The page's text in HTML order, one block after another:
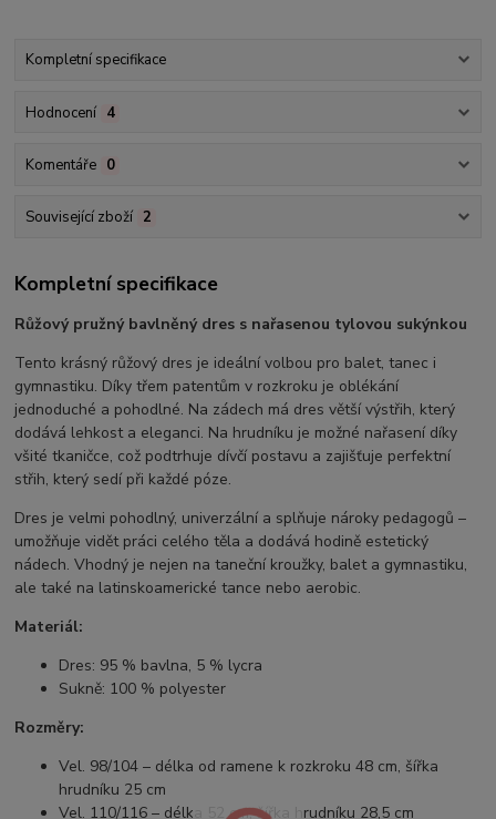
Kompletní specifikace
Hodnocení 4
Komentáře 0
Související zboží 2
Kompletní specifikace
Růžový pružný bavlněný dres s nařasenou tylovou sukýnkou
Tento krásný růžový dres je ideální volbou pro balet, tanec i
gymnastiku. Díky třem patentům v rozkroku je oblékání
jednoduché a pohodlné. Na zádech má dres větší výstřih, který
dodává lehkost a eleganci. Na hrudníku je možné nařasení díky
všité tkaničce, což podtrhuje dívčí postavu a zajišťuje perfektní
střih, který sedí při každé póze.
Dres je velmi pohodlný, univerzální a splňuje nároky pedagogů –
umožňuje vidět práci celého těla a dodává hodině estetický
nádech. Vhodný je nejen na taneční kroužky, balet a gymnastiku,
ale také na latinskoamerické tance nebo aerobic.
Materiál:
Dres: 95 % bavlna, 5 % lycra
Sukně: 100 % polyester
Rozměry:
Vel. 98/104 – délka od ramene k rozkroku 48 cm, šířka
hrudníku 25 cm
Vel. 110/116 – délka 52 cm, šířka hrudníku 28,5 cm